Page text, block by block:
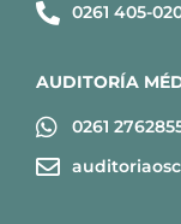
0261 405-
AUDITORÍA
0261